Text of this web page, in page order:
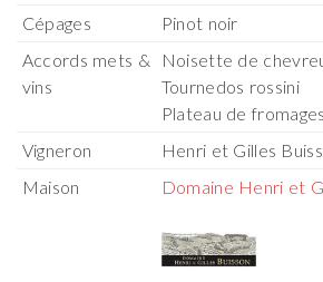
Cépages
Pinot noir
Accords mets &
vins
Noisette de
Tournedos rossini
Plateau de
Vigneron
Henri et Gilles
Maison
Domaine Henri et